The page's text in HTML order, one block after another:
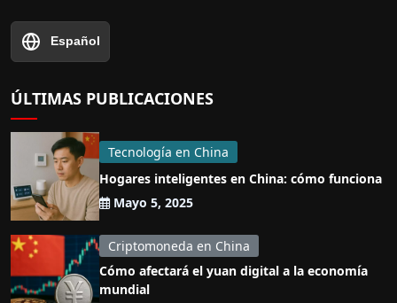
Español
ÚLTIMAS PUBLICACIONES
Tecnología en China
Hogares inteligentes en China: cómo funciona
Mayo 5, 2025
Criptomoneda en China
Cómo afectará el yuan digital a la economía
mundial